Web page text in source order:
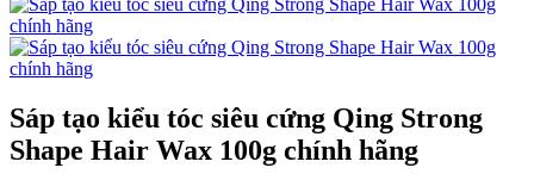
Sáp tạo kiểu tóc siêu cứng Qing Strong
Shape Hair Wax 100g chính hãng